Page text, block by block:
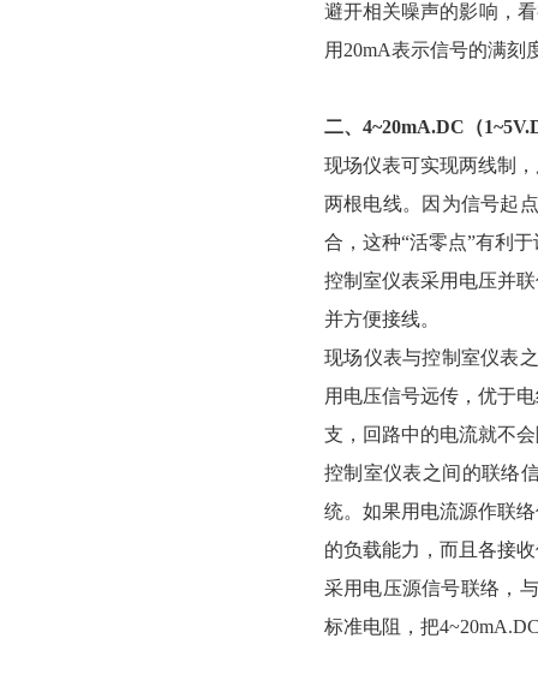
避开相关噪声的影响，
用20mA表示信号的满刻
二、4~20mA.DC（
现场仪表可实现两线制
两根电线。因为信号
合，这种“活零点”有利
控制室仪表采用电压并联信
并方便接线。
现场仪表与控制室仪表之
用电压信号远传，优于
支，回路中的电流就不会
控制室仪表之间的联络
统。如果用电流源作联
的负载能力，而且各接
采用电压源信号联络
标准电阻，把